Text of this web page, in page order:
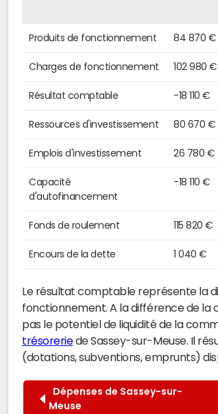
Produits de fonctionnement 84 870 €
Charges de fonctionnement 102 980 €
Résultat comptable -18 110 €
Ressources d'investissement 80 670 €
Emplois d'investissement 26 780 €
Capacité
d'autofinancement
-18 110 €
Fonds de roulement 115 820 €
Encours de la dette 1 040 €
Le résultat comptable représente la
fonctionnement. A la différence de
pas le potentiel de liquidité de la
trésoreriede Sassey-sur-Meuse. Il
(dotations, subventions, emprunts)
Dépenses de Sassey-sur-
Meuse